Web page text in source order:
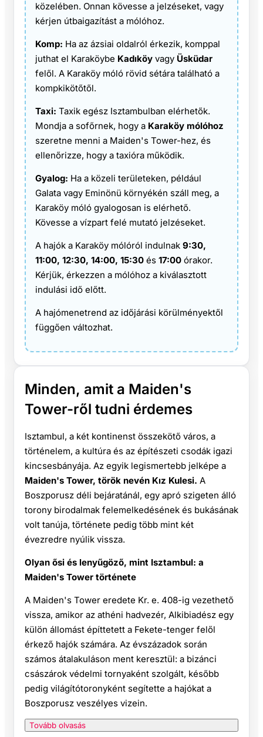
közelében. Onnan kövesse a jelzéseket, vagy
kérjen útbaigazítást a mólóhoz.
Komp: Ha az ázsiai oldalról érkezik, komppal
juthat el Karaköybe Kadıköy vagy Üsküdar
felől. A Karaköy móló rövid sétára található a
kompkikötőtől.
Taxi: Taxik egész Isztambulban elérhetők.
Mondja a sofőrnek, hogy a Karaköy mólóhoz
szeretne menni a Maiden's Tower-hez, és
ellenőrizze, hogy a taxióra működik.
Gyalog: Ha a közeli területeken, például
Galata vagy Eminönü környékén száll meg, a
Karaköy móló gyalogosan is elérhető.
Kövesse a vízpart felé mutató jelzéseket.
A hajók a Karaköy mólóról indulnak 9:30,
11:00, 12:30, 14:00, 15:30 és 17:00 órakor.
Kérjük, érkezzen a mólóhoz a kiválasztott
indulási idő előtt.
A hajómenetrend az időjárási körülményektől
függően változhat.
Minden, amit a Maiden's
Tower-ről tudni érdemes
Isztambul, a két kontinenst összekötő város, a
történelem, a kultúra és az építészeti csodák igazi
kincsesbányája. Az egyik legismertebb jelképe a
Maiden's Tower, török nevén Kız Kulesi. A
Boszporusz déli bejáratánál, egy apró szigeten álló
torony birodalmak felemelkedésének és bukásának
volt tanúja, története pedig több mint két
évezredre nyúlik vissza.
Olyan ősi és lenyűgöző, mint Isztambul: a
Maiden's Tower története
A Maiden's Tower eredete Kr. e. 408-ig vezethető
vissza, amikor az athéni hadvezér, Alkibiadész egy
külön állomást építtetett a Fekete-tenger felől
érkező hajók számára. Az évszázadok során
számos átalakuláson ment keresztül: a bizánci
császárok védelmi tornyaként szolgált, később
pedig világítótoronyként segítette a hajókat a
Boszporusz veszélyes vizein.
Tovább olvasás